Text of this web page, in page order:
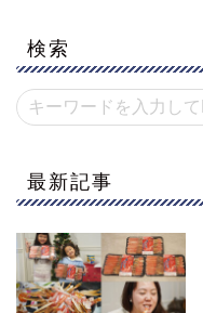
検索
最新記事